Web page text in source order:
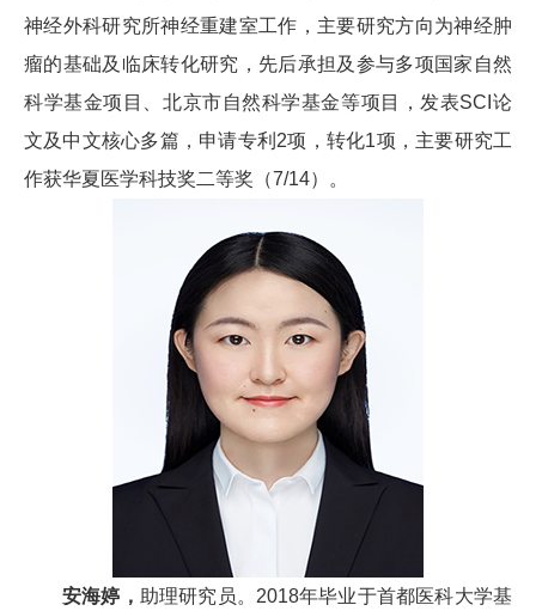
神经外科研究所神经重建室工作，主要研究方向为神经肿
瘤的基础及临床转化研究，先后承担及参与多项国家自然
科学基金项目、北京市自然科学基金等项目，发表SCI论
文及中文核心多篇，申请专利2项，转化1项，主要研究工
作获华夏医学科技奖二等奖（7/14）。
安海婷， 助理研究员。2018年毕业于首都医科大学基